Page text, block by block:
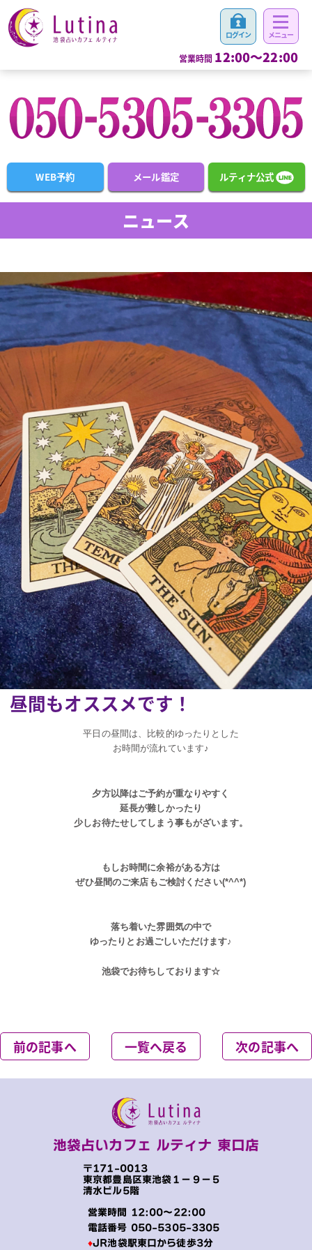
営業時間 12:00～22:00
WEB予約 メール鑑定 ルティナ公式
ニュース
昼間もオススメです！
平日の昼間は、比較的ゆったりとした
お時間が流れています♪
夕方以降はご予約が重なりやすく
延長が難しかったり
少しお待たせしてしまう事もがざいます。
もしお時間に余裕がある方は
ぜひ昼間のご来店もご検討ください(*^^*)
落ち着いた雰囲気の中で
ゆったりとお過ごしいただけます♪
池袋でお待ちしております☆
前の記事へ 一覧へ戻る 次の記事へ
池袋占いカフェ ルティナ 東口店
〒171-0013
東京都豊島区東池袋１−９−５
清水ビル5階
営業時間 12:00～22:00
電話番号 050-5305-3305
♦JR池袋駅東口から徒歩3分